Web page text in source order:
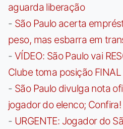
aguarda liberação
- São Paulo acerta
peso, mas esbarra em
- VÍDEO: São Paulo vai
Clube toma posição
- São Paulo divulga nota
jogador do elenco; Confira!
- URGENTE: Jogador do